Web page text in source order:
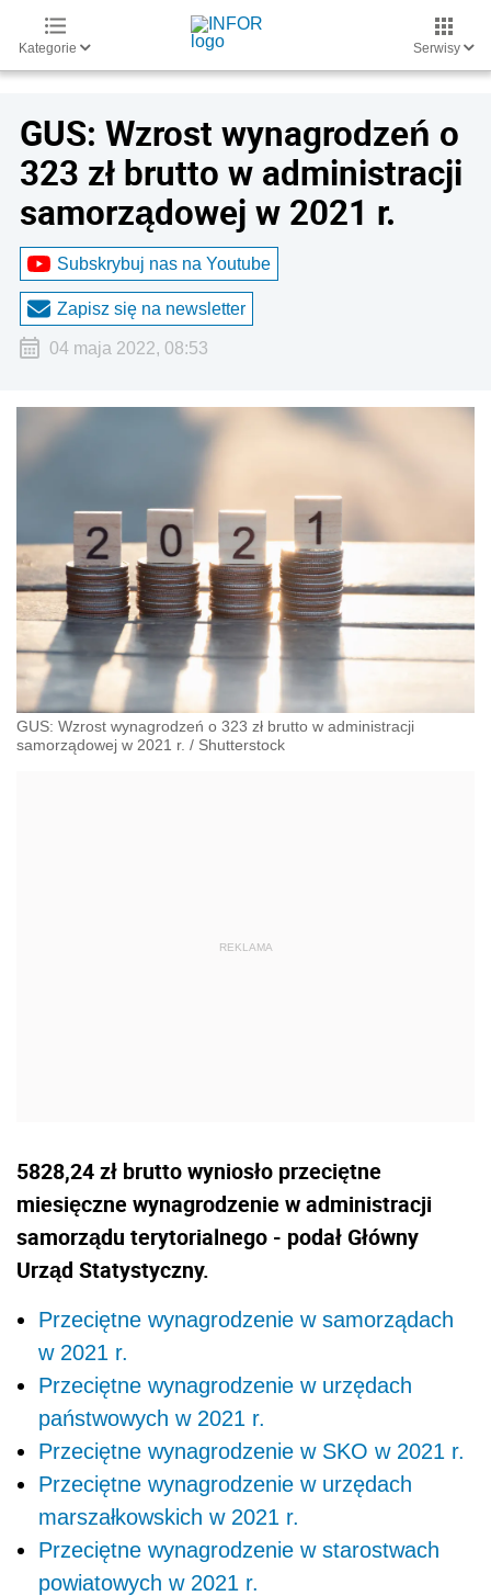
Kategorie Serwisy
GUS: Wzrost wynagrodzeń o
323 zł brutto w administracji
samorządowej w 2021 r.
Subskrybuj nas na Youtube
Zapisz się na newsletter
04 maja 2022, 08:53
GUS: Wzrost wynagrodzeń o 323 zł brutto w administracji
samorządowej w 2021 r. / Shutterstock
5828,24 zł brutto wyniosło przeciętne
miesięczne wynagrodzenie w administracji
samorządu terytorialnego - podał Główny
Urząd Statystyczny.
Przeciętne wynagrodzenie w samorządach
w 2021 r.
Przeciętne wynagrodzenie w urzędach
państwowych w 2021 r.
Przeciętne wynagrodzenie w SKO w 2021 r.
Przeciętne wynagrodzenie w urzędach
marszałkowskich w 2021 r.
Przeciętne wynagrodzenie w starostwach
powiatowych w 2021 r.